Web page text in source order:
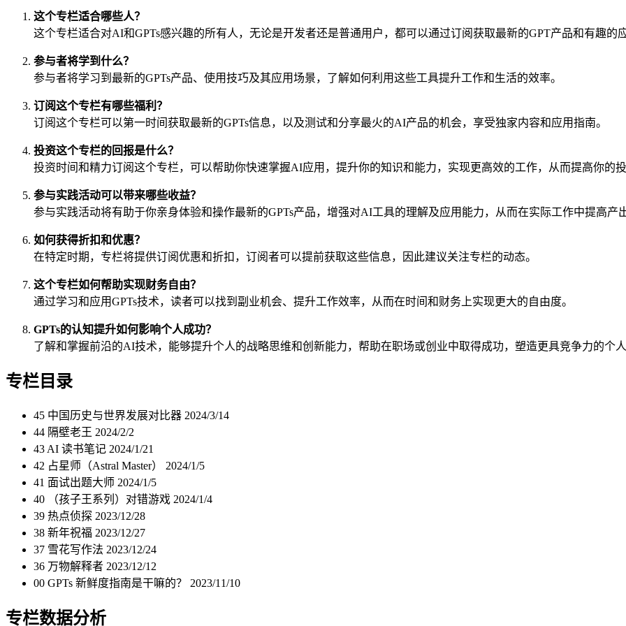
这个专栏适合哪些人？
这个专栏适合对AI和GPTs感兴趣的所有人，无论是开发者还是普通用户，都可以通过订阅获取最新的GPT产品和有趣的
参与者将学到什么？
参与者将学习到最新的GPTs产品、使用技巧及其应用场景，了解如何利用这些工具提升工作和生活的效率。
订阅这个专栏有哪些福利？
订阅这个专栏可以第一时间获取最新的GPTs信息，以及测试和分享最火的AI产品的机会，享受独家内容和应用指南。
投资这个专栏的回报是什么？
投资时间和精力订阅这个专栏，可以帮助你快速掌握AI应用，提升你的知识和能力，实现更高效的工作，从而提高你的
参与实践活动可以带来哪些收益？
参与实践活动将有助于你亲身体验和操作最新的GPTs产品，增强对AI工具的理解及应用能力，从而在实际工作中提高产
如何获得折扣和优惠？
在特定时期，专栏将提供订阅优惠和折扣，订阅者可以提前获取这些信息，因此建议关注专栏的动态。
这个专栏如何帮助实现财务自由？
通过学习和应用GPTs技术，读者可以找到副业机会、提升工作效率，从而在时间和财务上实现更大的自由度。
GPTs的认知提升如何影响个人成功？
了解和掌握前沿的AI技术，能够提升个人的战略思维和创新能力，帮助在职场或创业中取得成功，塑造更具竞争力的个
专栏目录
45 中国历史与世界发展对比器 2024/3/14
44 隔壁老王 2024/2/2
43 AI 读书笔记 2024/1/21
42 占星师（Astral Master） 2024/1/5
41 面试出题大师 2024/1/5
40 （孩子王系列）对错游戏 2024/1/4
39 热点侦探 2023/12/28
38 新年祝福 2023/12/27
37 雪花写作法 2023/12/24
36 万物解释者 2023/12/12
00 GPTs 新鲜度指南是干嘛的？ 2023/11/10
专栏数据分析